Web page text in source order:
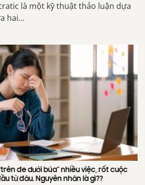
là một kỹ thuật thảo luận dựa
hai...
đe dưới búa” nhiều việc, rốt cuộc
từ đâu. Nguyên nhân là gì??